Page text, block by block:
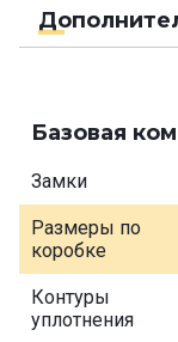
Базовая
Замки
Размеры по
коробке
Контуры
уплотнения